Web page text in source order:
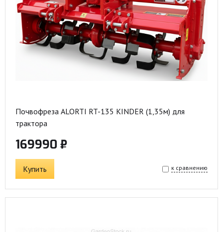
Почвофреза ALORTI RT-135 KINDER (1,35м) для
трактора
169990 ₽
Купить к сравнению